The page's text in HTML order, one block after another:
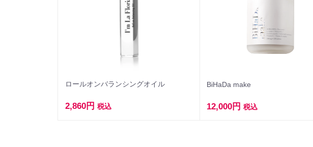
ロールオンバランシングオイル
2,860円 税込
BiHaDa make
12,000円 税込